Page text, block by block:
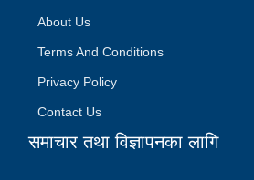
About Us
Terms And Conditions
Privacy Policy
Contact Us
समाचार तथा विज्ञापनका लागि